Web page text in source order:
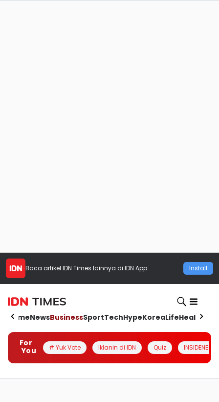
Baca artikel IDN Times lainnya di IDN App Install
HomeNewsBusinessSportTechHypeKoreaLifeHealth
For
You
# Yuk Vote Iklanin di IDN Quiz INSIDENESIA